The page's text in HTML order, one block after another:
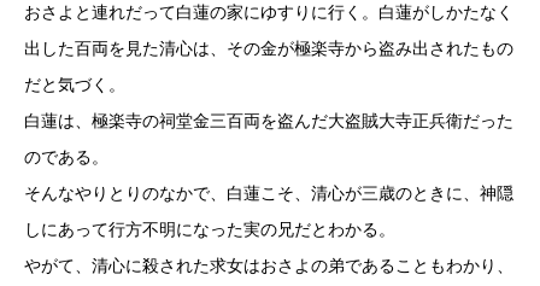
おさよと連れだって白蓮の家にゆすりに行く。白蓮がしかたなく
出した百両を見た清心は、その金が極楽寺から盗み出されたもの
だと気づく。
白蓮は、極楽寺の祠堂金三百両を盗んだ大盗賊大寺正兵衛だった
のである。
そんなやりとりのなかで、白蓮こそ、清心が三歳のときに、神隠
しにあって行方不明になった実の兄だとわかる。
やがて、清心に殺された求女はおさよの弟であることもわかり、